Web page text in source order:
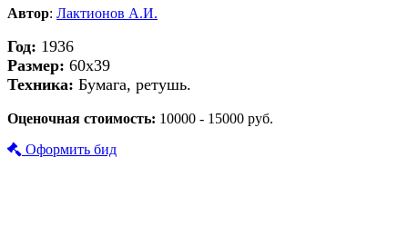
Автор: Лактионов А.И.
Год: 1936
Размер: 60х39
Техника: Бумага, ретушь.
Оценочная стоимость: 10000 - 15000 руб.
Оформить бид